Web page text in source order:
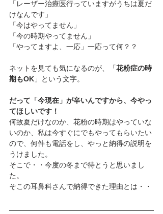
「レーザー治療医行っていますがうちは夏だ
けなんです」
「今はやってません」
「今の時期やってません」
「やってますよ、一応」一応って何？？
ネットを見ても気になるのが、「花粉症の時
期もOK 」という文字。
だって「今現在」が辛いんですから、今やっ
てほしいです！
何故夏だけなのか、花粉の時期はやっていな
いのか、私は今すぐにでもやってもらいたい
ので、何件も電話をし、やっと納得の説明を
うけました。
そこで・・今度の冬まで待とうと思いまし
た。
そこの耳鼻科さんで納得できた理由とは・・